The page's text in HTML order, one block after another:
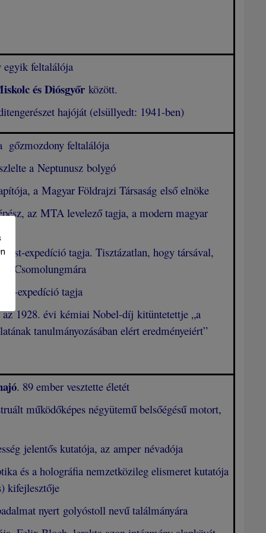
egyik feltalálója
ésDiósgyőr között.
hajóját (elsüllyedt: 1941-ben)
gőzmozdony feltalálója
a Neptunusz bolygó
a Magyar Földrajzi Társaság első elnöke
az MTA levelező tagja, a modern magyar
expedíció tagja. Tisztázatlan, hogy társával,
a Csomolungmára
expedíció tagja
1928. évi kémiai Nobel-díj kitüntetettje „a
tanulmányozásában elért eredményeiért”
. 89 ember vesztette életét
működőképes négyütemű belsőégésű motort,
jelentős kutatója, az amper névadója
és a holográfia nemzetközileg elismeret kutatója
kifejlesztője
nyert golyóstoll nevű találmányára